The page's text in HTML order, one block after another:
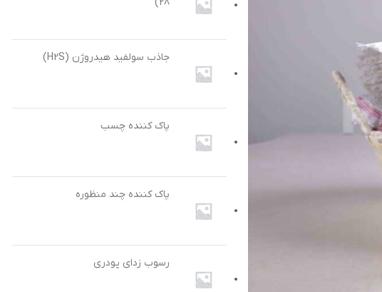
جاذب سولفید هیدروژن (H2S)
پاک کننده چسب
پاک کننده چند منظوره
رسوب زدای پودری